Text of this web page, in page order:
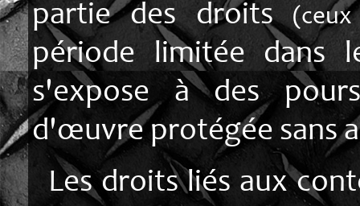
partie des droits
période limitée dans
s'expose à des
d'œuvre protégée sans
Les droits liés aux